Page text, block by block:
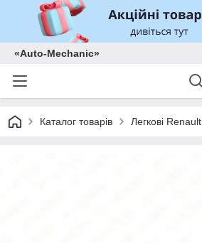
«Auto-Mechanic»
Каталог товарів Легкові Renault